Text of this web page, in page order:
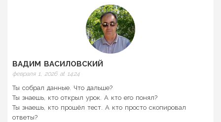
ВАДИМ ВАСИЛОВСКИЙ
февраля 1, 2026 at 14:24
Ты собрал данные. Что дальше?
Ты знаешь, кто открыл урок. А кто его понял?
Ты знаешь, кто прошёл тест. А кто просто скопировал
ответы?